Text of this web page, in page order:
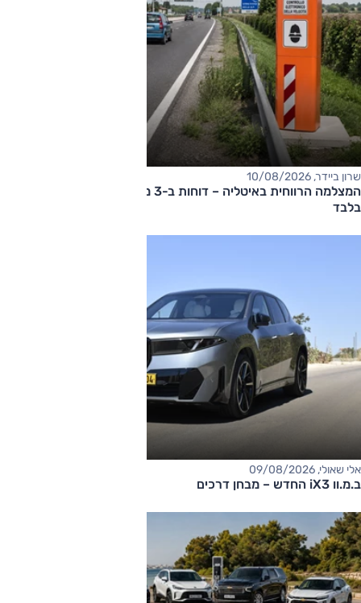
שרון ביידר, 10/08/2026
בלבד
אלי שאולי, 09/08/2026
ב.מ.וו iX3 החדש – מבחן דרכים